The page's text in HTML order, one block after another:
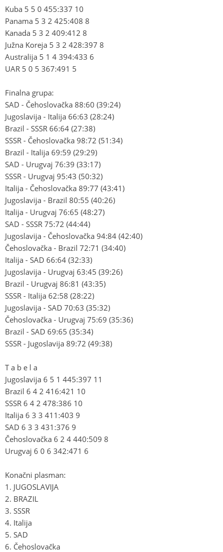
Kuba 5 5 0 455:337 10
Panama 5 3 2 425:408 8
Kanada 5 3 2 409:412 8
Južna Koreja 5 3 2 428:397 8
Australija 5 1 4 394:433 6
UAR 5 0 5 367:491 5
Finalna grupa:
SAD - Čehoslovačka 88:60 (39:24)
Jugoslavija - Italija 66:63 (28:24)
Brazil - SSSR 66:64 (27:38)
SSSR - Čehoslovačka 98:72 (51:34)
Brazil - Italija 69:59 (29:29)
SAD - Urugvaj 76:39 (33:17)
SSSR - Urugvaj 95:43 (50:32)
Italija - Čehoslovačka 89:77 (43:41)
Jugoslavija - Brazil 80:55 (40:26)
Italija - Urugvaj 76:65 (48:27)
SAD - SSSR 75:72 (44:44)
Jugoslavija - Čehoslovačka 94:84 (42:40)
Čehoslovačka - Brazil 72:71 (34:40)
Italija - SAD 66:64 (32:33)
Jugoslavija - Urugvaj 63:45 (39:26)
Brazil - Urugvaj 86:81 (43:35)
SSSR - Italija 62:58 (28:22)
Jugoslavija - SAD 70:63 (35:32)
Čehoslovačka - Urugvaj 75:69 (35:36)
Brazil - SAD 69:65 (35:34)
SSSR - Jugoslavija 89:72 (49:38)
T a b e l a
Jugoslavija 6 5 1 445:397 11
Brazil 6 4 2 416:421 10
SSSR 6 4 2 478:386 10
Italija 6 3 3 411:403 9
SAD 6 3 3 431:376 9
Čehoslovačka 6 2 4 440:509 8
Urugvaj 6 0 6 342:471 6
Konačni plasman:
1. JUGOSLAVIJA
2. BRAZIL
3. SSSR
4. Italija
5. SAD
6. Čehoslovačka